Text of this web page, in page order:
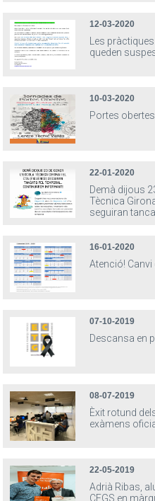
12-03-2020
Les
queden
10-03-2020
Portes
22-01-2020
Demà dijous
Tècnica
seguiran
16-01-2020
Atenció! Canvi
07-10-2019
Descansa en
08-07-2019
Èxit rotund
exàmens
22-05-2019
Adrià Ribas,
CFGS en